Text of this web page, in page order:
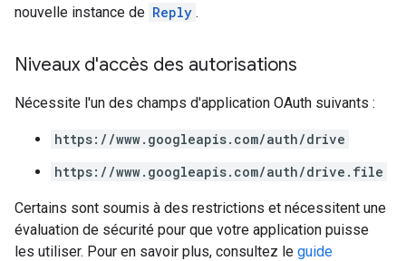
nouvelle instance de Reply .
Niveaux d'accès des autorisations
Nécessite l'un des champs d'application OAuth suivants :
https://www.googleapis.com/auth/drive
https://www.googleapis.com/auth/drive.file
Certains sont soumis à des restrictions et nécessitent une
évaluation de sécurité pour que votre application puisse
les utiliser. Pour en savoir plus, consultez le guide